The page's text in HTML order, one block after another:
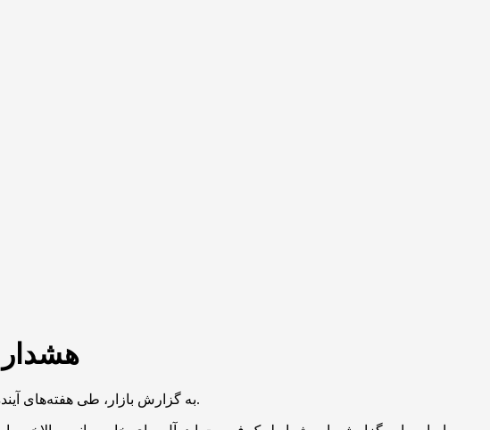
هشدار
به گزارش بازار، طی هفته‌های آینده اروپا هوایی گرم‌تر و خشک‌تر از نرمال را سپری خواهد کرد تا یکی از گرم‌ترین و کم‌برف‌ترین زمستان‌های خود را تجربه کند.